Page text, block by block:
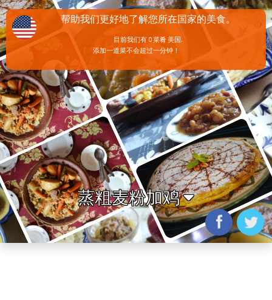
蒸粗麦粉加鸡
帮助我们更好地了解您所在国家的美食。
目前我们有 0 菜肴 美国.
添加一道菜不会超过一分钟！